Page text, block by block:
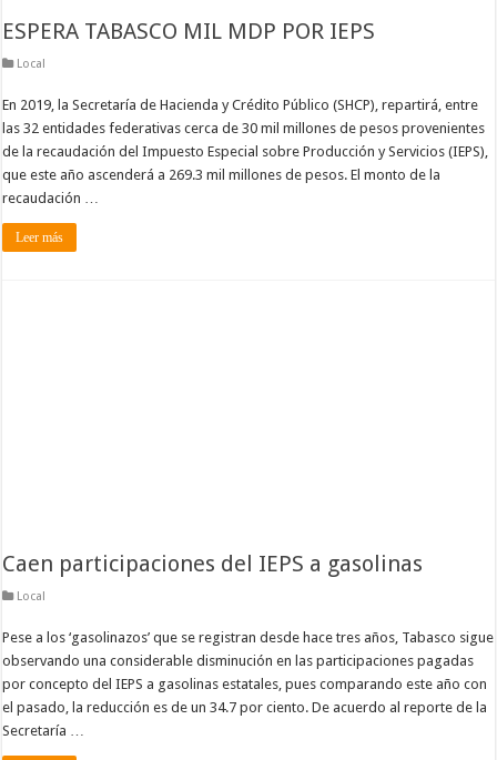
ESPERA TABASCO MIL MDP POR IEPS
Local
En 2019, la Secretaría de Hacienda y Crédito Público (SHCP), repartirá, entre
las 32 entidades federativas cerca de 30 mil millones de pesos provenientes
de la recaudación del Impuesto Especial sobre Producción y Servicios (IEPS),
que este año ascenderá a 269.3 mil millones de pesos. El monto de la
recaudación …
Leer más
Caen participaciones del IEPS a gasolinas
Local
Pese a los ‘gasolinazos’ que se registran desde hace tres años, Tabasco sigue
observando una considerable disminución en las participaciones pagadas
por concepto del IEPS a gasolinas estatales, pues comparando este año con
el pasado, la reducción es de un 34.7 por ciento. De acuerdo al reporte de la
Secretaría …